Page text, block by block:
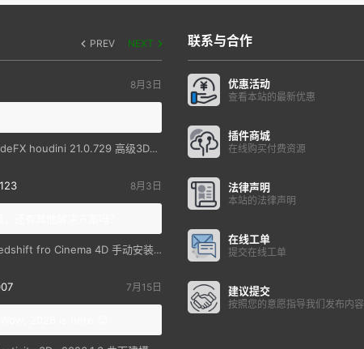
PREV NEXT
8月3日
houdini 21.0.729 高级3D特效软件
8月3日
fro Cinema 4D 手动安装教程
7月15日
联系与合作
优惠活动
查看本站的最新优惠
插件商城
在线购买付费资源
法律声明
本站的法律声明
在线工单
提交在线工单
建议提交
按照您的意愿指导我们发布内容